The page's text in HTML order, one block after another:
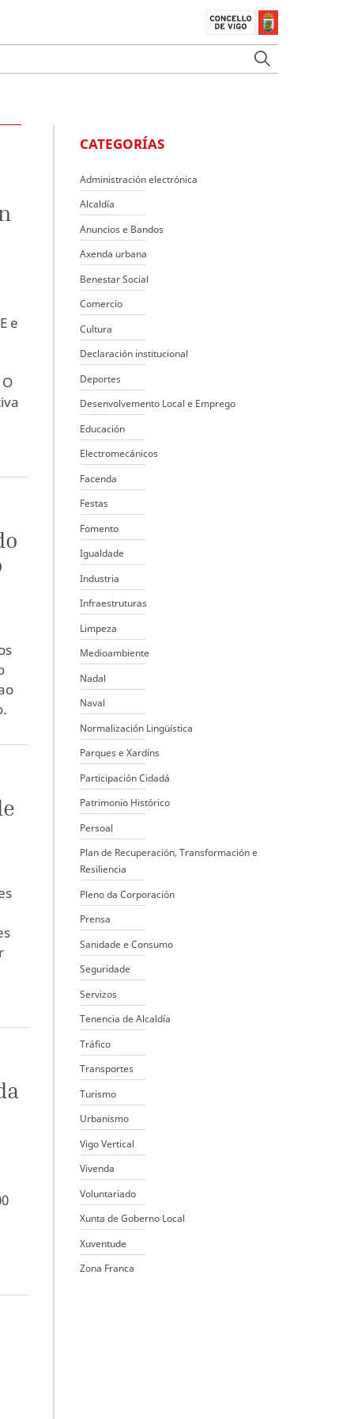
e
CATEGORÍAS
Administración electrónica
Alcaldía
Anuncios e Bandos
Axenda urbana
Benestar Social
Comercio
Cultura
Declaración institucional
Deportes
Desenvolvemento Local e Emprego
Educación
Electromecánicos
Facenda
Festas
Fomento
Igualdade
Industria
Infraestruturas
Limpeza
Medioambiente
Nadal
Naval
Normalización Lingüística
Parques e Xardíns
Participación Cidadá
Patrimonio Histórico
Persoal
Plan de Recuperación, Transformación e
Resiliencia
Pleno da Corporación
Prensa
Sanidade e Consumo
Seguridade
Servizos
Tenencia de Alcaldía
Tráfico
Transportes
Turismo
Urbanismo
Vigo Vertical
Vivenda
Voluntariado
Xunta de Goberno Local
Xuventude
Zona Franca